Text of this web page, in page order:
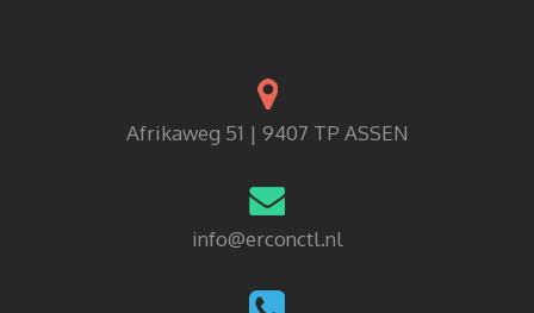
Afrikaweg 51 | 9407 TP ASSEN
info@erconctl.nl